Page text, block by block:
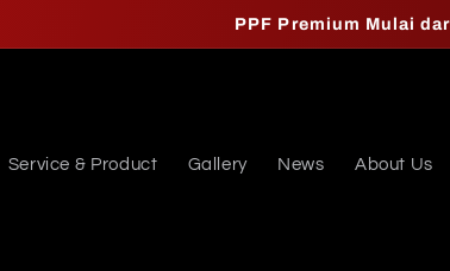
PPF Premium Mulai
Service & Product Gallery News About Us